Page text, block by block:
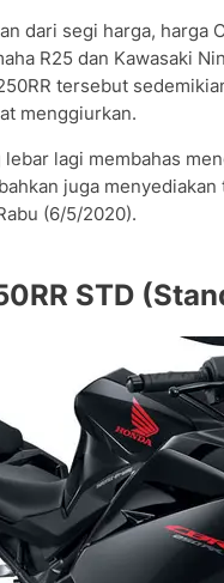
dari segi harga, harga
R25 dan Kawasaki
tersebut
menggiurkan.
lagi membahas
juga menyediakan
(6/5/2020).
STD